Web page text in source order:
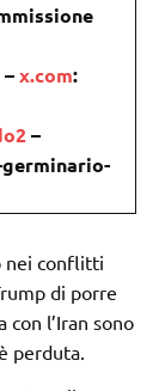
–x.com:
–
nei conflitti
di porre
con l’Iran sono
perduta.